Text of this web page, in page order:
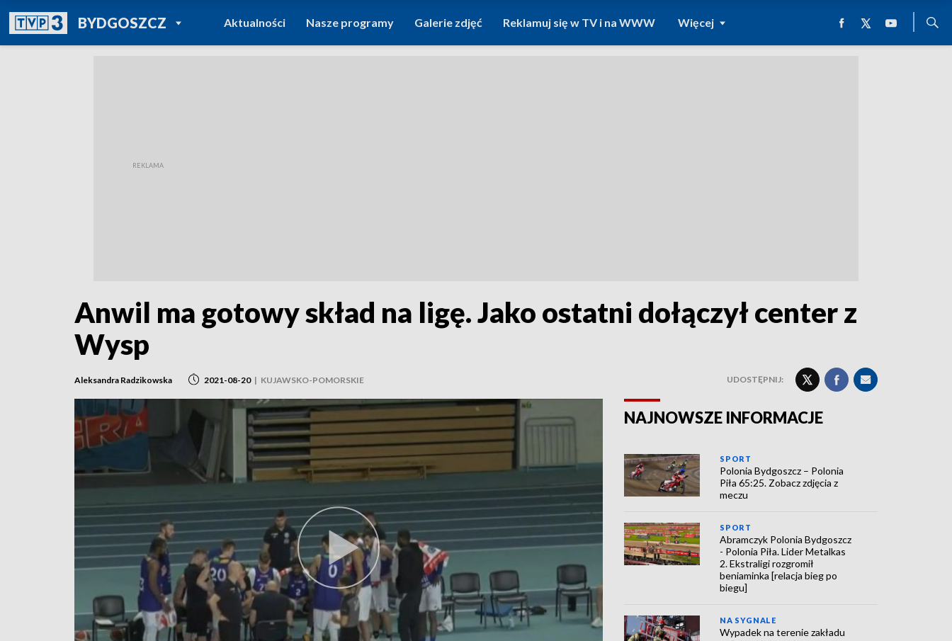
BYDGOSZCZPOWRÓT DO
TVP REGIONY
Aktualności Nasze programy Galerie zdjęć Reklamuj się w TV i na WWW Więcej
Anwil ma gotowy skład na ligę. Jako ostatni dołączył center z
Wysp
Aleksandra Radzikowska 2021-08-20 | KUJAWSKO-POMORSKIE UDOSTĘPNIJ:
NAJNOWSZE INFORMACJE
SPORT
Polonia Bydgoszcz – Polonia
Piła 65:25. Zobacz zdjęcia z
meczu
SPORT
Abramczyk Polonia Bydgoszcz
- Polonia Piła. Lider Metalkas
2. Ekstraligi rozgromił
beniaminka [relacja bieg po
biegu]
NA SYGNALE
Wypadek na terenie zakładu